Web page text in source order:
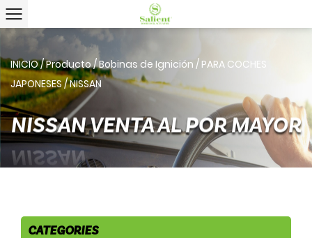
INICIO/Producto/Bobinas de Ignición / PARA COCHES
JAPONESES/NISSAN
NISSAN VENTA AL POR MAYOR
CATEGORIES